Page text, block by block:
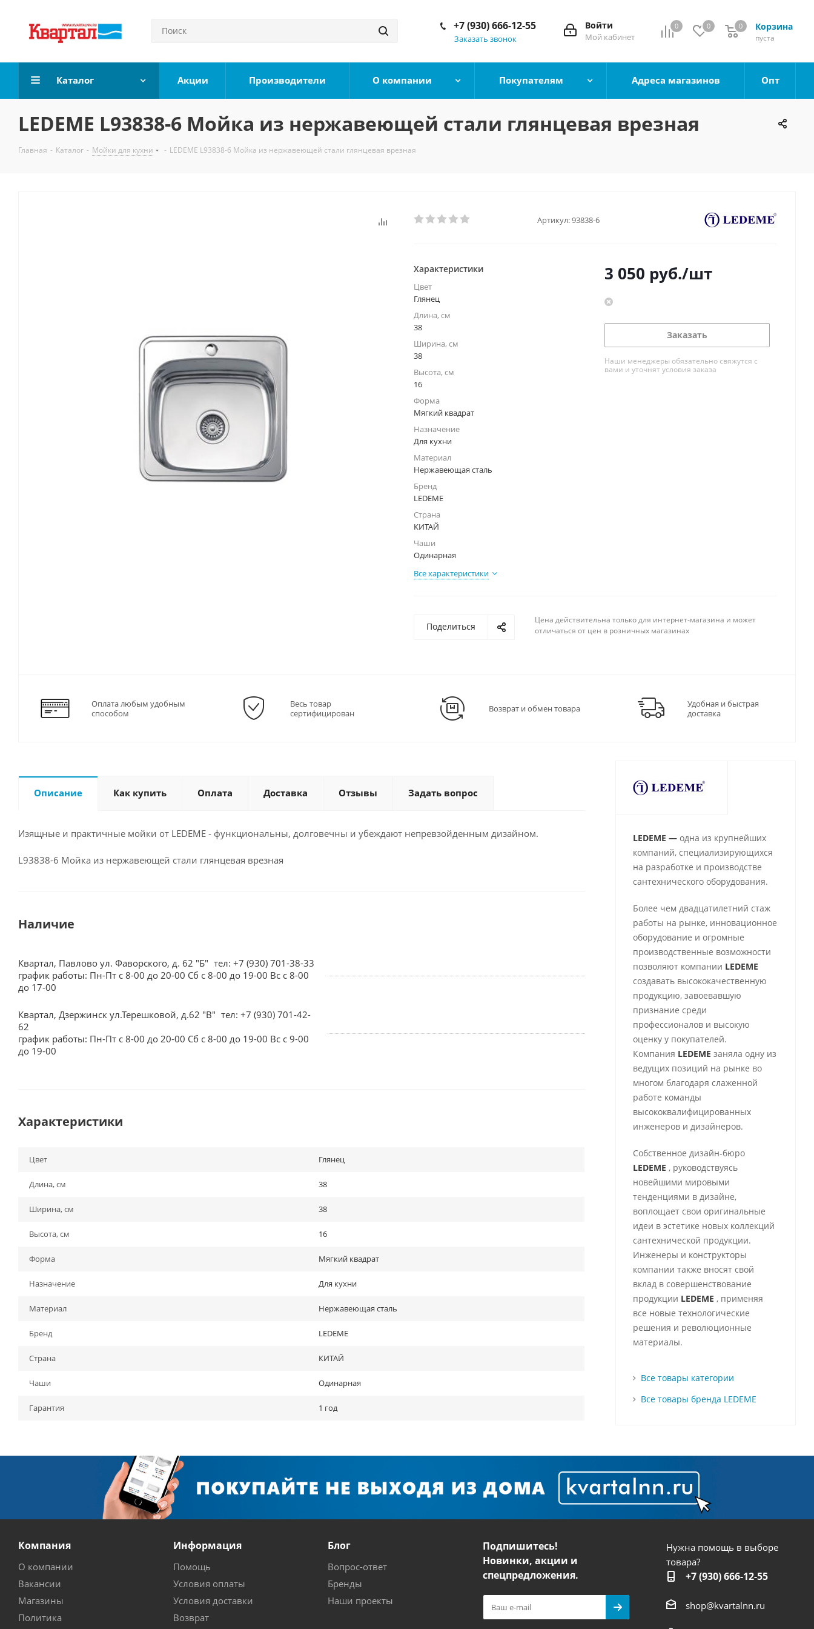
0 0 Корзина
0
пуста
0
Войти
Мой кабинет
+7 (930) 666-12-55
Заказать звонок
Каталог Акции Производители О компании Покупателям Адреса магазинов Опт
LEDEME L93838-6 Мойка из нержавеющей стали глянцевая врезная
Главная - Каталог - Мойки для кухни - LEDEME L93838-6 Мойка из нержавеющей стали глянцевая врезная
Артикул:93838-6
Характеристики
Цвет
Глянец
Длина, см
38
Ширина, см
38
Высота, см
16
Форма
Мягкий квадрат
Назначение
Для кухни
Материал
Нержавеющая сталь
Бренд
LEDEME
Страна
КИТАЙ
Чаши
Одинарная
Все характеристики
3 050 руб./шт
Заказать
Наши менеджеры обязательно свяжутся с
вами и уточнят условия заказа
Поделиться
Цена действительна только для интернет-магазина и может
отличаться от цен в розничных магазинах
Оплата любым удобным
способом
Весь товар
сертифицирован
Возврат и обмен товара
Удобная и быстрая
доставка
Описание Как купить Оплата Доставка Отзывы Задать вопрос
Изящные и практичные мойки от LEDEME - функциональны, долговечны и убеждают непревзойденным дизайном.
L93838-6 Мойка из нержавеющей стали глянцевая врезная
Наличие
Квартал, Павлово ул. Фаворского, д. 62 "Б" тел: +7 (930) 701-38-33
график работы: Пн-Пт с 8-00 до 20-00 Сб с 8-00 до 19-00 Вс с 8-00
до 17-00
Квартал, Дзержинск ул.Терешковой, д.62 "В" тел: +7 (930) 701-42-
62
график работы: Пн-Пт с 8-00 до 20-00 Сб с 8-00 до 19-00 Вс с 9-00
до 19-00
Характеристики
Цвет Глянец
Длина, см 38
Ширина, см 38
Высота, см 16
Форма Мягкий квадрат
Назначение Для кухни
Материал Нержавеющая сталь
Бренд LEDEME
Страна КИТАЙ
Чаши Одинарная
Гарантия 1 год
LEDEME — одна из крупнейших
компаний, специализирующихся
на разработке и производстве
сантехнического оборудования.
Более чем двадцатилетний стаж
работы на рынке, инновационное
оборудование и огромные
производственные возможности
позволяют компании LEDEME
создавать высококачественную
продукцию, завоевавшую
признание среди
профессионалов и высокую
оценку у покупателей.
Компания LEDEME заняла одну из
ведущих позиций на рынке во
многом благодаря слаженной
работе команды
высококвалифицированных
инженеров и дизайнеров.
Собственное дизайн-бюро
LEDEME , руководствуясь
новейшими мировыми
тенденциями в дизайне,
воплощает свои оригинальные
идеи в эстетике новых коллекций
сантехнической продукции.
Инженеры и конструкторы
компании также вносят свой
вклад в совершенствование
продукции LEDEME , применяя
все новые технологические
решения и революционные
материалы.
Все товары категории
Все товары бренда LEDEME
Компания
О компании
Вакансии
Магазины
Политика
Информация
Помощь
Условия оплаты
Условия доставки
Возврат
Блог
Вопрос-ответ
Бренды
Наши проекты
Подпишитесь!
Новинки, акции и
спецпредложения.
Нужна помощь в выборе
товара?
+7 (930) 666-12-55
shop@kvartalnn.ru